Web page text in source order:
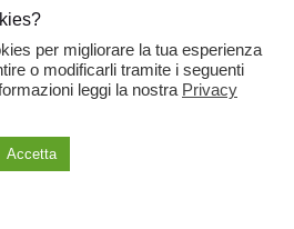
Link Utili
e pagamenti
di vendita
per migliorare la tua esperienza
o modificarli tramite i seguenti
leggi la nostra Privacy
Accetta